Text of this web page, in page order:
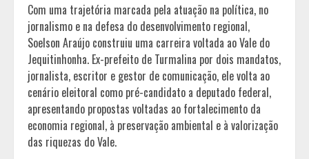
Com uma trajetória marcada pela atuação na política, no
jornalismo e na defesa do desenvolvimento regional,
Soelson Araújo construiu uma carreira voltada ao Vale do
Jequitinhonha. Ex-prefeito de Turmalina por dois mandatos,
jornalista, escritor e gestor de comunicação, ele volta ao
cenário eleitoral como pré-candidato a deputado federal,
apresentando propostas voltadas ao fortalecimento da
economia regional, à preservação ambiental e à valorização
das riquezas do Vale.